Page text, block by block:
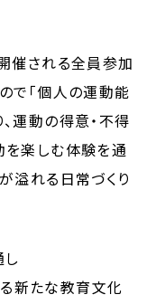
催される全員参加
で「個人の運動能
運動の得意・不得
を楽しむ体験を通
溢れる日常づくり
新たな教育文化